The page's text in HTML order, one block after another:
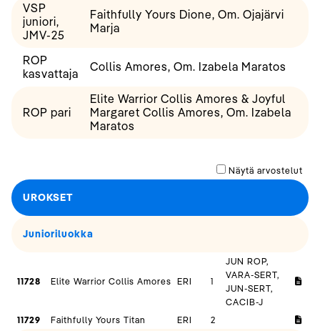
VSP
juniori,
JMV-25
Faithfully Yours Dione, Om. Ojajärvi
Marja
ROP
kasvattaja
Collis Amores, Om. Izabela Maratos
ROP pari
Elite Warrior Collis Amores & Joyful
Margaret Collis Amores, Om. Izabela
Maratos
Näytä arvostelut
UROKSET
Junioriluokka
11728 Elite Warrior Collis Amores ERI 1
JUN ROP,
VARA-SERT,
JUN-SERT,
CACIB-J
11729
Faithfully Yours Titan ERI 2